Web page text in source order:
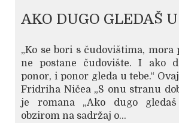
AKO DUGO GLEDAŠ
„Ko se bori s čudovištima, mora
ne postane čudovište. I ako
ponor, i ponor gleda u tebe.“
Fridriha Ničea „S onu stranu
je romana „Ako dugo
obzirom na sadržaj o...